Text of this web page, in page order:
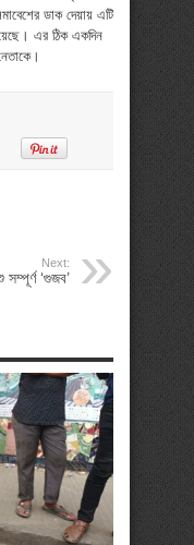
ডাক দেয়ায় এটি
এর ঠিক একদিন
Next:
সম্পূর্ণ ‘গুজব’